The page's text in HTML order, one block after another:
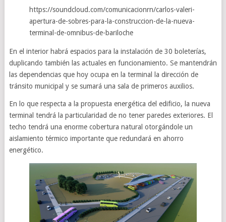
https://soundcloud.com/comunicacionrn/carlos-valeri-
apertura-de-sobres-para-la-construccion-de-la-nueva-
terminal-de-omnibus-de-bariloche
En el interior habrá espacios para la instalación de 30 boleterías,
duplicando también las actuales en funcionamiento. Se mantendrán
las dependencias que hoy ocupa en la terminal la dirección de
tránsito municipal y se sumará una sala de primeros auxilios.
En lo que respecta a la propuesta energética del edificio, la nueva
terminal tendrá la particularidad de no tener paredes exteriores. El
techo tendrá una enorme cobertura natural otorgándole un
aislamiento térmico importante que redundará en ahorro
energético.